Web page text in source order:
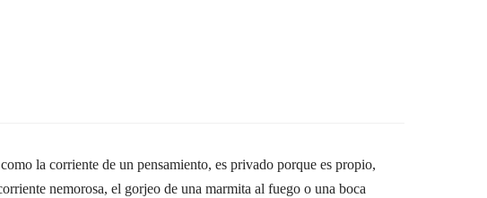
la corriente de un pensamiento, es privado porque es propio,
nemorosa, el gorjeo de una marmita al fuego o una boca